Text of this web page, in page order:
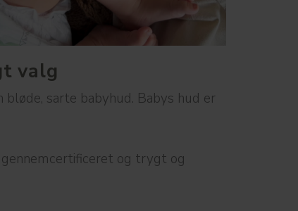
valg
sarte babyhud. Babys hud er
og trygt og